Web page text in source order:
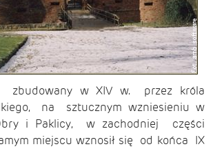
zbudowany w XIV w. przez króla
na sztucznym wzniesieniu w
i Paklicy, w zachodniej części
miejscu wznosił się od końca IX